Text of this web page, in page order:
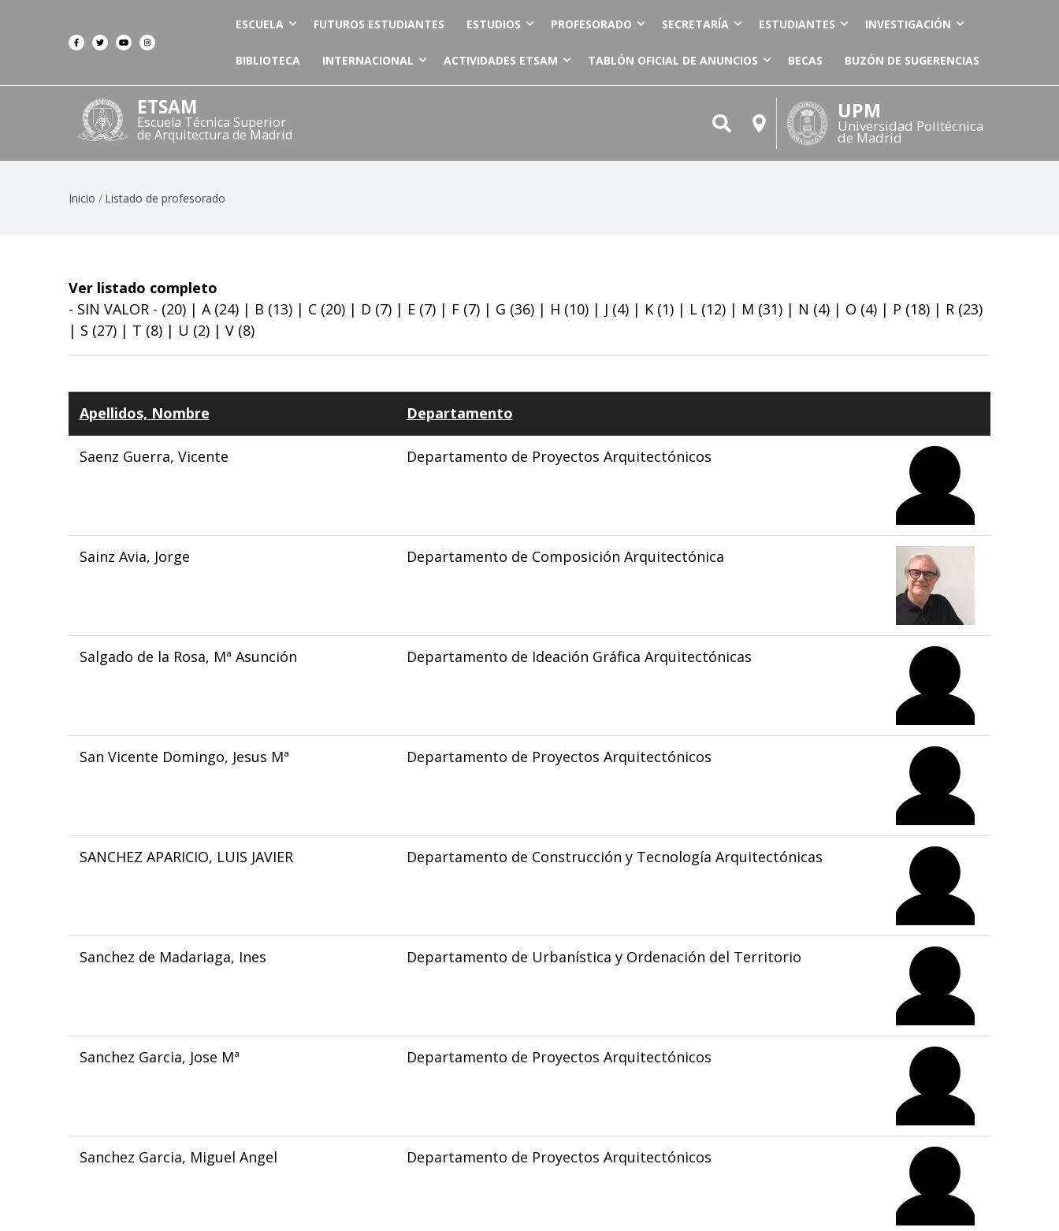
ESCUELA FUTUROS ESTUDIANTES ESTUDIOS PROFESORADO SECRETARÍA ESTUDIANTES INVESTIGACIÓN
BIBLIOTECA INTERNACIONAL ACTIVIDADES ETSAM TABLÓN OFICIAL DE ANUNCIOS BECAS BUZÓN DE SUGERENCIAS
ETSAM
Escuela Técnica Superior
de Arquitectura de Madrid
UPM
Universidad Politécnica
de Madrid
Ruta
Inicio Listado de profesorado
Ver listado completo
- SIN VALOR - (20) | A(24) | B (13) | C (20) | D (7) | E (7) | F (7) | G (36) | H (10) | J (4) | K (1) | L (12) | M (31) | N (4) | O (4) | P (18) | R (23)
| S (27) | T (8) | U (2) | V (8)
Apellidos, Nombre Departamento
Saenz Guerra, Vicente Departamento de Proyectos Arquitectónicos
Sainz Avia, Jorge Departamento de Composición Arquitectónica
Salgado de la Rosa, Mª Asunción Departamento de Ideación Gráfica Arquitectónicas
San Vicente Domingo, Jesus Mª Departamento de Proyectos Arquitectónicos
SANCHEZ APARICIO, LUIS JAVIER Departamento de Construcción y Tecnología Arquitectónicas
Sanchez de Madariaga, Ines Departamento de Urbanística y Ordenación del Territorio
Sanchez Garcia, Jose Mª Departamento de Proyectos Arquitectónicos
Sanchez Garcia, Miguel Angel Departamento de Proyectos Arquitectónicos